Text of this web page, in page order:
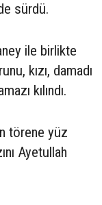
sürdü.
ile birlikte
kızı, damadı
kılındı.
törene yüz
Ayetullah